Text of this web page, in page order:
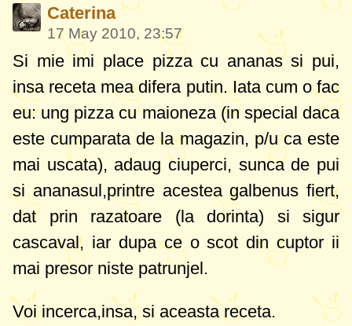
Caterina
17 May 2010, 23:57
Si mie imi place pizza cu ananas si pui,
insa receta mea difera putin. Iata cum o fac
eu: ung pizza cu maioneza (in special daca
este cumparata de la magazin, p/u ca este
mai uscata), adaug ciuperci, sunca de pui
si ananasul,printre acestea galbenus fiert,
dat prin razatoare (la dorinta) si sigur
cascaval, iar dupa ce o scot din cuptor ii
mai presor niste patrunjel.
Voi incerca,insa, si aceasta receta.